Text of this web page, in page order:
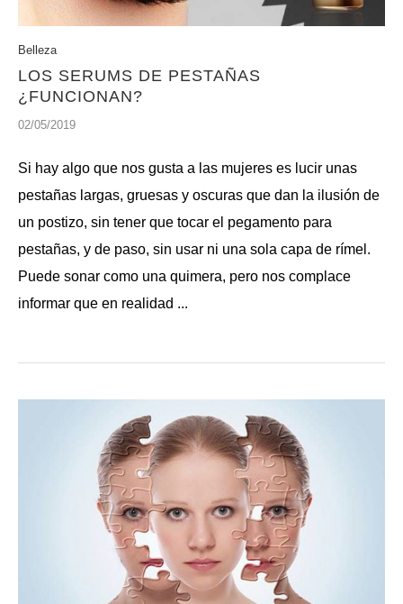
Belleza
LOS SERUMS DE PESTAÑAS
¿FUNCIONAN?
02/05/2019
Si hay algo que nos gusta a las mujeres es lucir unas
pestañas largas, gruesas y oscuras que dan la ilusión de
un postizo, sin tener que tocar el pegamento para
pestañas, y de paso, sin usar ni una sola capa de rímel.
Puede sonar como una quimera, pero nos complace
informar que en realidad ...